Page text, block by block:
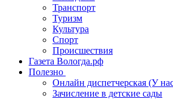
Транспорт
Туризм
Культура
Спорт
Происшествия
Газета Вологда.рф
Полезно
Онлайн диспетчерская (У
Зачисление в детские сады